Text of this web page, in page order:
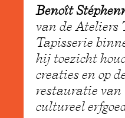
Benoît
van de Ateliers
Tapisserie
hij toezicht
creaties en op
restauratie
cultureel